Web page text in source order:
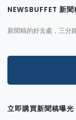
NEWSBUFFET 新
新聞稿的好去處，三分
立即購買新聞稿曝光